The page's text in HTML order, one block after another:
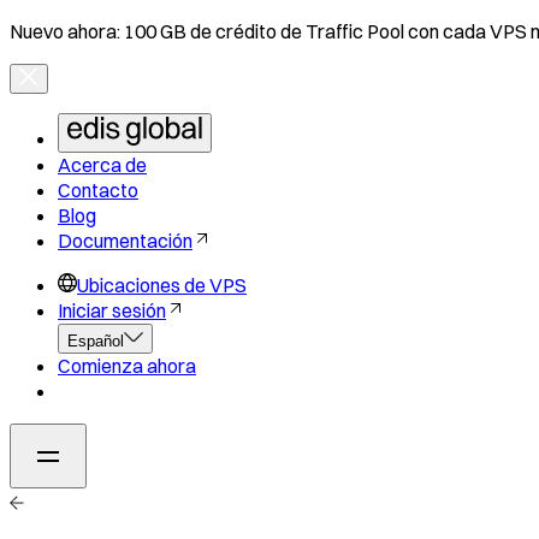
Nuevo ahora: 100 GB de crédito de Traffic Pool con cada VPS
Acerca de
Contacto
Blog
Documentación
Ubicaciones de VPS
Iniciar sesión
Español
Comienza ahora